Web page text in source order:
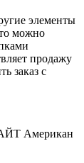
элементы
можно
продажу
заказ с
Американ